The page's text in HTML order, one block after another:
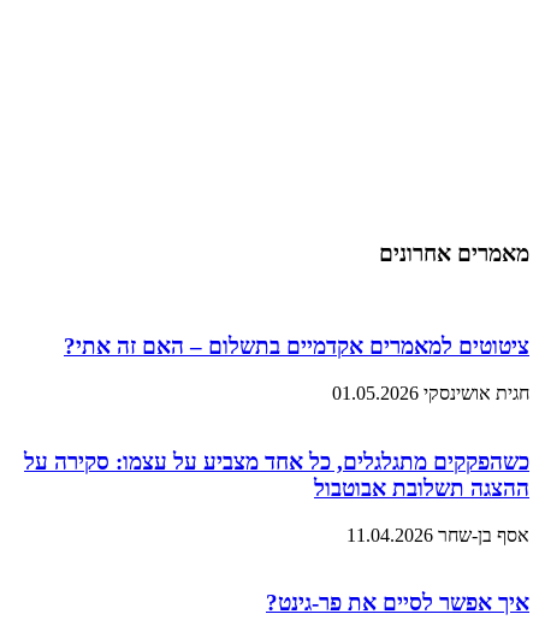
מאמרים אחרונים
ציטוטים למאמרים אקדמיים בתשלום – האם זה אתי?
חגית אושינסקי 01.05.2026
כשהפקקים מתגלגלים, כל אחד מצביע על עצמו: סקירה על
ההצגה תשלובת אבוטבול
אסף בן-שחר 11.04.2026
איך אפשר לסיים את פר-גינט?